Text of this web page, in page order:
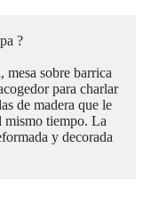
?
mesa sobre barrica
para charlar
de madera que le
mismo tiempo. La
y decorada